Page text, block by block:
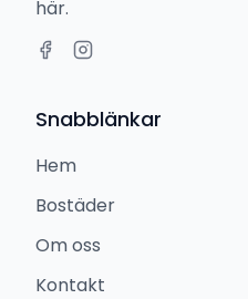
här.
Snabblänkar
Hem
Bostäder
Om oss
Kontakt